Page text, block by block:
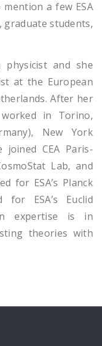
a few ESA
graduate students,
and she
at the European
After her
in Torino,
New York
joined CEA Paris-
Lab, and
for ESA’s Planck
for ESA’s Euclid
expertise is in
theories with